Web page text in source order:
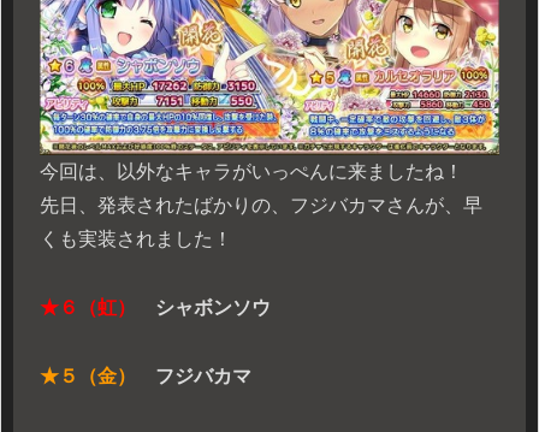
今回は、以外なキャラがいっぺんに来ましたね！
先日、発表されたばかりの、フジバカマさんが、早
くも実装されました！
★６（虹） シャボンソウ
★５（金） フジバカマ